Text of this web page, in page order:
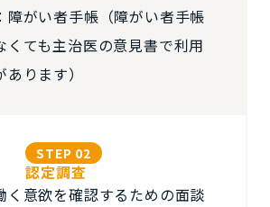
障がい者手帳（障がい者手帳
くても主治医の意見書で利用
ります）
STEP 02
認定調査
く意欲を確認するための面談